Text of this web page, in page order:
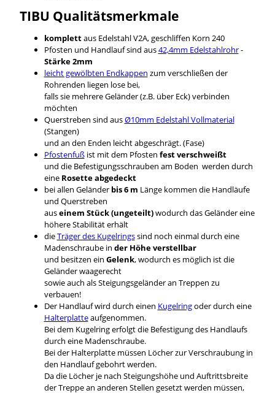
TIBU Qualitätsmerkmale
komplettaus Edelstahl V2A, geschliffen Korn 240
Pfosten und Handlauf sind aus42,4mm Edelstahlrohr-
Stärke 2mm
leicht gewölbten Endkappen zum verschließen der
Rohrenden liegen lose bei,
falls sie mehrere Geländer (z.B. über Eck) verbinden
möchten
Querstreben sind ausØ10mm Edelstahl Vollmaterial
(Stangen)
und an den Enden leicht abgeschrägt. (Fase)
Pfostenfußist mit dem Pfosten fest verschweißt
und die Befestigungsschrauben am Boden werden durch
eine Rosette abgedeckt
bei allen Geländer bis 6 m Länge kommen die Handläufe
und Querstreben
auseinem Stück (ungeteilt)wodurch das Geländer eine
höhere Stabilität erhält
dieTräger des Kugelringssind noch einmal durch eine
Madenschraube in der Höhe verstellbar
und besitzen ein Gelenk, wodurch es möglich ist die
Geländer waagerecht
sowie auch als Steigungsgeländer an Treppen zu
verbauen!
Der Handlauf wird durch einen Kugelringoder durch eine
Halterplatteaufgenommen.
Bei dem Kugelring erfolgt die Befestigung des Handlaufs
durch eine Madenschraube.
Bei der Halterplatte müssen Löcher zur Verschraubung in
den Handlauf gebohrt werden.
Da die Löcher je nach Steigungshöhe und Auftrittsbreite
der Treppe an anderen Stellen gesetzt werden müssen,